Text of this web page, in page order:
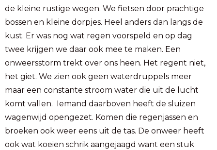
de kleine rustige wegen. We fietsen door prachtige
bossen en kleine dorpjes. Heel anders dan langs de
kust. Er was nog wat regen voorspeld en op dag
twee krijgen we daar ook mee te maken. Een
onweersstorm trekt over ons heen. Het regent niet,
het giet. We zien ook geen waterdruppels meer
maar een constante stroom water die uit de lucht
komt vallen. Iemand daarboven heeft de sluizen
wagenwijd opengezet. Komen die regenjassen en
broeken ook weer eens uit de tas. De onweer heeft
ook wat koeien schrik aangejaagd want een stuk